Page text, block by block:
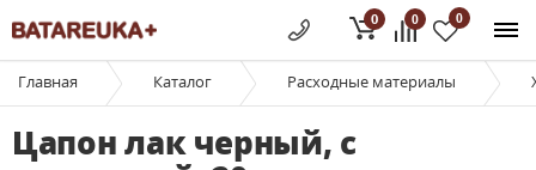
0 0
0
Главная Каталог Расходные материалы
Цапон лак черный, с